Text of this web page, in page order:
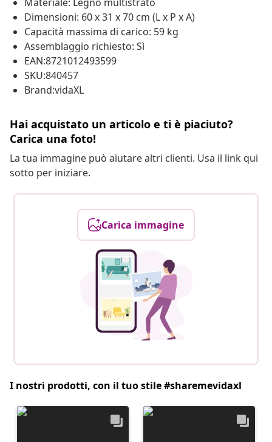
Dimensioni: 60 x 31 x 70 cm (L x P x A)
Capacità massima di carico: 59 kg
Assemblaggio richiesto: Sì
EAN:8721012493599
SKU:840457
Brand:vidaXL
Hai acquistato un articolo e ti è piaciuto?
Carica una foto!
La tua immagine può aiutare altri clienti. Usa il link qui
sotto per iniziare.
Carica immagine
I nostri prodotti, con il tuo stile #sharemevidaxl